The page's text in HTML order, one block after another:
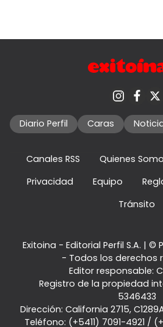
Diario Perfil Caras
Canales RSS Quienes
Privacidad
Equipo
Tránsito
Exitoina - Editorial Perfil S.A. | ©
- Todos los derechos
Editor responsable:
Registro de la propiedad
5346433
Dirección: California 2715,
Teléfono: (+5411) 7091-4921 /